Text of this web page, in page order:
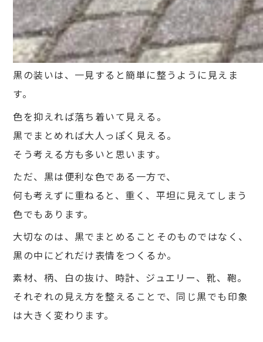
黒の装いは、一見すると簡単に整うように見えま
す。
色を抑えれば落ち着いて見える。
黒でまとめれば大人っぽく見える。
そう考える方も多いと思います。
ただ、黒は便利な色である一方で、
何も考えずに重ねると、重く、平坦に見えてしまう
色でもあります。
大切なのは、黒でまとめることそのものではなく、
黒の中にどれだけ表情をつくるか。
素材、柄、白の抜け、時計、ジュエリー、靴、鞄。
それぞれの見え方を整えることで、同じ黒でも印象
は大きく変わります。